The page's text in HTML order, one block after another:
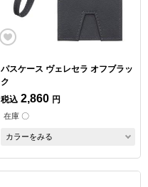
パスケース ヴェレセラ オフブラッ
ク
税込 2,860 円
在庫 〇
カラーをみる